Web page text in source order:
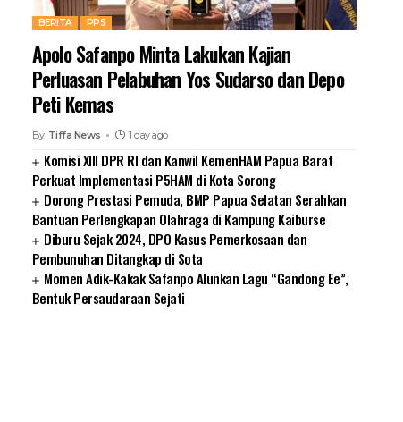
BERITA PPS
Apolo Safanpo Minta Lakukan Kajian
Perluasan Pelabuhan Yos Sudarso dan Depo
Peti Kemas
By Tiffa News 1 day ago
Komisi XIII DPR RI dan Kanwil KemenHAM Papua Barat
Perkuat Implementasi P5HAM di Kota Sorong
Dorong Prestasi Pemuda, BMP Papua Selatan Serahkan
Bantuan Perlengkapan Olahraga di Kampung Kaiburse
Diburu Sejak 2024, DPO Kasus Pemerkosaan dan
Pembunuhan Ditangkap di Sota
Momen Adik-Kakak Safanpo Alunkan Lagu “Gandong Ee”,
Bentuk Persaudaraan Sejati